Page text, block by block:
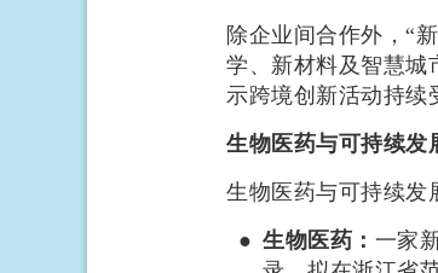
除企业间合作外，“
学、新材料及智慧城
示跨境创新活动持续
生物医药与可持续发
生物医药与可持续发
生物医药： 一家